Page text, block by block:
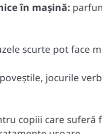
în mașină:
scurte pot face
poveștile, jocurile
copiii care suferă